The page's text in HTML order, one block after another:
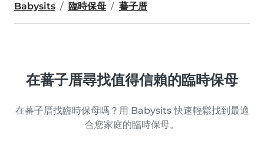
Babysits 臨時保母 蕃子厝
在蕃子厝尋找值得信賴的臨時保母
在蕃子厝找臨時保母嗎？用 Babysits 快速輕鬆找到最適
合您家庭的臨時保母。